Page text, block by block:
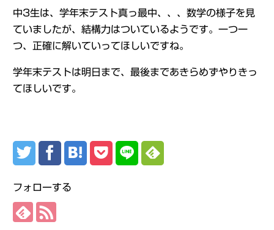
中3生は、学年末テスト真っ最中、、、数学の様子を見
ていましたが、結構力はついているようです。一つ一
つ、正確に解いていってほしいですね。
学年末テストは明日まで、最後まであきらめずやりきっ
てほしいです。
フォローする